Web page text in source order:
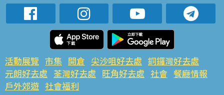
活動展覽 市集 開倉 尖沙咀好去處 銅鑼灣好去處
元朗好去處 荃灣好去處 旺角好去處 社會 餐廳情報
戶外郊遊 社會福利